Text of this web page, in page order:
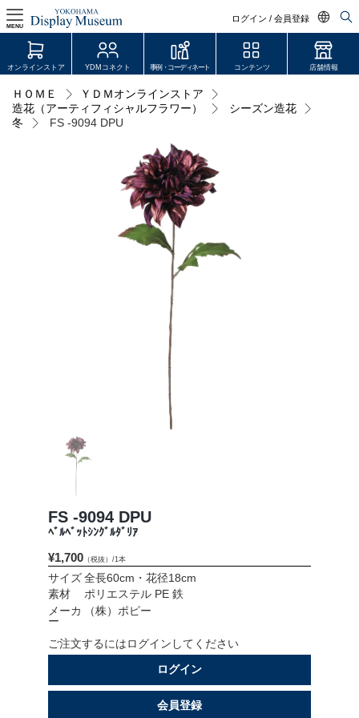
ログイン / 会員登録
日本語
中文简体
MENU
ログイン・会員登録
オンラインストア
JDCA(ディスプレイスクール)
お問い合わせ
プライバシーポリシー
OFFICIAL SNS
オンラインストア YDMコネクト 事例・コーディネート コンテンツ 店舗情報
ＨＯＭＥ
ＹＤＭオンラインストア
造花（アーティフィシャルフラワー）
シーズン造花
冬
FS -9094 DPU
FS -9094 DPU
ﾍﾞﾙﾍﾞｯﾄｼﾝｸﾞﾙﾀﾞﾘｱ
¥1,700（税抜）/1本
サイズ 全長60cm・花径18cm
素材
ポリエステル PE 鉄
メーカ
ー
（株）ポピー
ご注文するにはログインしてください
ログイン
会員登録